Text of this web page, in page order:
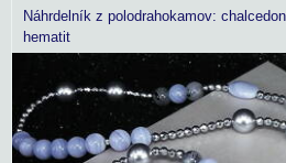
Náhrdelník z polodrahokamov:
hematit